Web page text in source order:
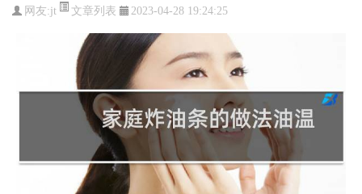
网友:jt 文章列表 2023-04-28 19:24:25